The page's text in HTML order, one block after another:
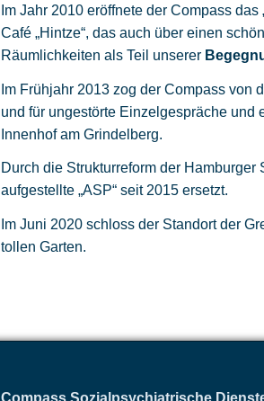
Im Jahr 2010 eröffnete der Compass
Café „Hintze“, das auch über einen
Räumlichkeiten als Teil unserer
Im Frühjahr 2013 zog der Compass
und für ungestörte Einzelgespräche
Innenhof am Grindelberg.
Durch die Strukturreform der Hamburger
aufgestellte „ASP“ seit 2015 ersetzt.
Im Juni 2020 schloss der Standort der
tollen Garten.